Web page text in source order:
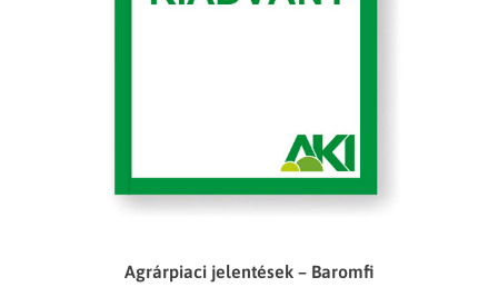
Agrárpiaci jelentések – Baromfi